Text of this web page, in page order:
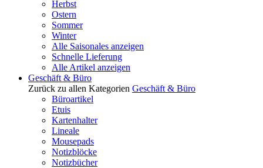
Herbst
Ostern
Sommer
Winter
Alle Saisonales anzeigen
Schnelle Lieferung
Alle Artikel anzeigen
Geschäft & Büro
Zurück zu allen Kategorien Geschäft & Büro
Büroartikel
Etuis
Kartenhalter
Lineale
Mousepads
Notizblöcke
Notizbücher